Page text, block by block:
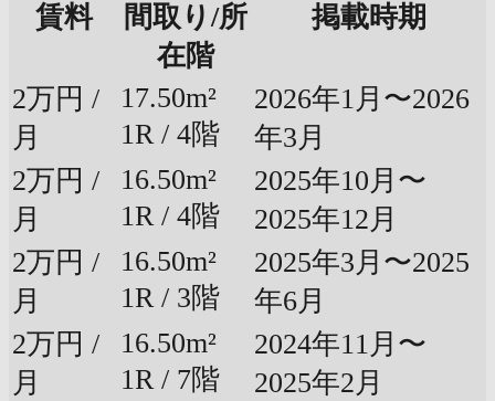
賃料
間取り/所
在階
掲載時期
2万円 /
月
17.50m²
1R / 4階
2026年1月〜2026
年3月
2万円 /
月
16.50m²
1R / 4階
2025年10月〜
2025年12月
2万円 /
月
16.50m²
1R / 3階
2025年3月〜2025
年6月
2万円 /
月
16.50m²
1R / 7階
2024年11月〜
2025年2月